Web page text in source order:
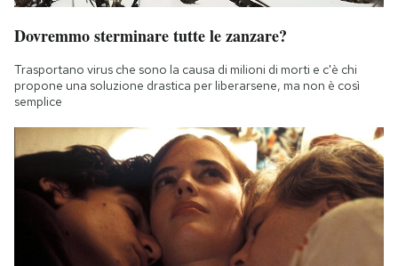
Dovremmo sterminare tutte le zanzare?
Trasportano virus che sono la causa di milioni di morti e c'è chi
propone una soluzione drastica per liberarsene, ma non è così
semplice